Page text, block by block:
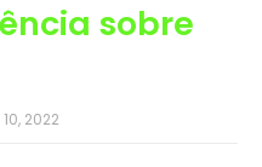
sobre
2022